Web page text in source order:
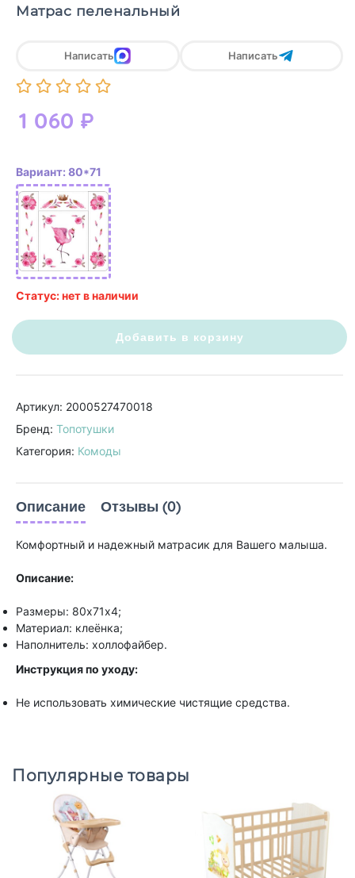
Матрас пеленальный
1 060 ₽
Написать Написать
Вариант: 80*71
Статус: нет в наличии
Добавить в корзину
Артикул: 2000527470018
Бренд: Топотушки
Категория: Комоды
Описание Отзывы (0)
Комфортный и надежный матрасик для Вашего малыша.
Описание:
Размеры: 80х71х4;
Материал: клеёнка;
Наполнитель: холлофайбер.
Инструкция по уходу:
Не использовать химические чистящие средства.
Популярные товары